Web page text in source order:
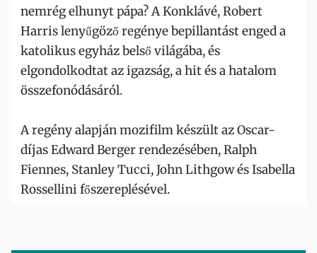
nemrég elhunyt pápa? A Konklávé, Robert
Harris lenyűgöző regénye bepillantást enged a
katolikus egyház belső világába, és
elgondolkodtat az igazság, a hit és a hatalom
összefonódásáról.
A regény alapján mozifilm készült az Oscar-
díjas Edward Berger rendezésében, Ralph
Fiennes, Stanley Tucci, John Lithgow és Isabella
Rossellini főszereplésével.